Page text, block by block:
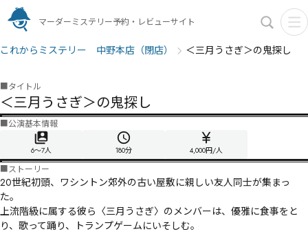
マーダーミステリー予約・レビューサイト
これからミステリー 中野本店（閉店） ＜三月うさぎ＞の鬼探し
■タイトル
＜三月うさぎ＞の鬼探し
■公演基本情報
6〜7人 180分 4,000円/人
■ストーリー
20世紀初頭、ワシントン郊外の古い屋敷に親しい友人同士が集まっ
た。
上流階級に属する彼ら〈三月うさぎ〉のメンバーは、優雅に食事をと
り、歌って踊り、トランプゲームにいそしむ。